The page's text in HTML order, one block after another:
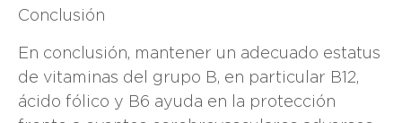
Conclusión
En conclusión, mantener un adecuado estatus
de vitaminas del grupo B, en particular B12,
ácido fólico y B6 ayuda en la protección